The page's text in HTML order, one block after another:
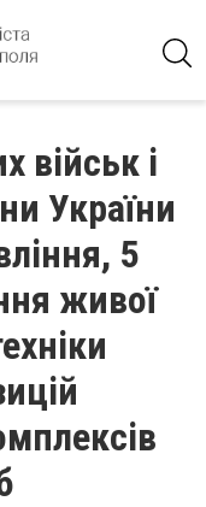
військ і
України
5
живої